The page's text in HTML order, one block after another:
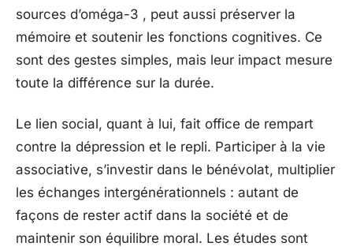
sources d’oméga-3 , peut aussi préserver la
mémoire et soutenir les fonctions cognitives. Ce
sont des gestes simples, mais leur impact mesure
toute la différence sur la durée.
Le lien social, quant à lui, fait office de rempart
contre la dépression et le repli. Participer à la vie
associative, s’investir dans le bénévolat, multiplier
les échanges intergénérationnels : autant de
façons de rester actif dans la société et de
maintenir son équilibre moral. Les études sont